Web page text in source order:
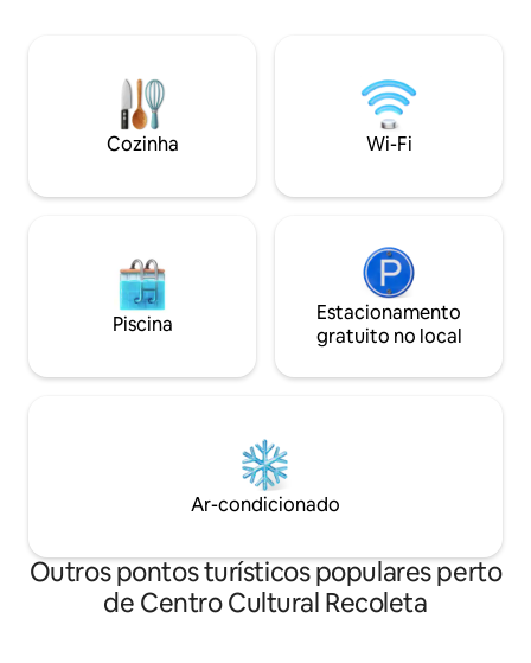
gastronomia e a vibrante vida noturna
do bairro... Consulte o nosso serviço de
etc.
Cozinha Wi-Fi
Piscina
Estacionamento
gratuito no local
Ar-condicionado
Outros pontos turísticos populares perto
de Centro Cultural Recoleta